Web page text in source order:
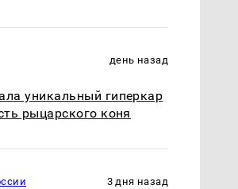
На Урале из казны
миллионов рублей
день назад
уникальный гиперкар
рыцарского коня
3 дня назад